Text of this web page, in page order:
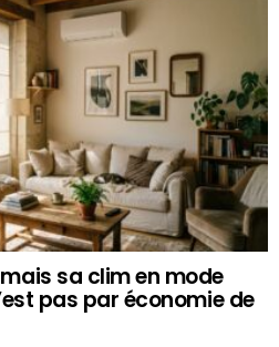
sa clim en mode
pas par économie de